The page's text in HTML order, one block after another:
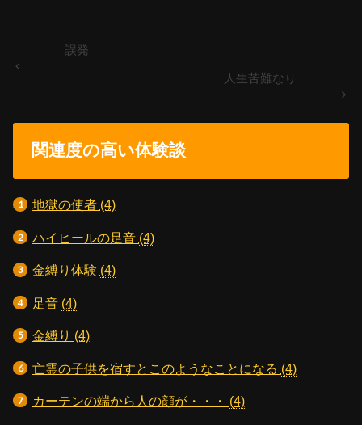
誤発
人生苦難なり
関連度の高い体験談
地獄の使者 (4)
ハイヒールの足音 (4)
金縛り体験 (4)
足音 (4)
金縛り (4)
亡霊の子供を宿すとこのようなことになる (4)
カーテンの端から人の顔が・・・ (4)